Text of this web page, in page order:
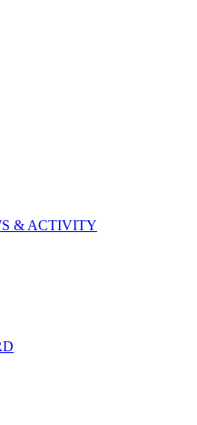
& ACTIVITY